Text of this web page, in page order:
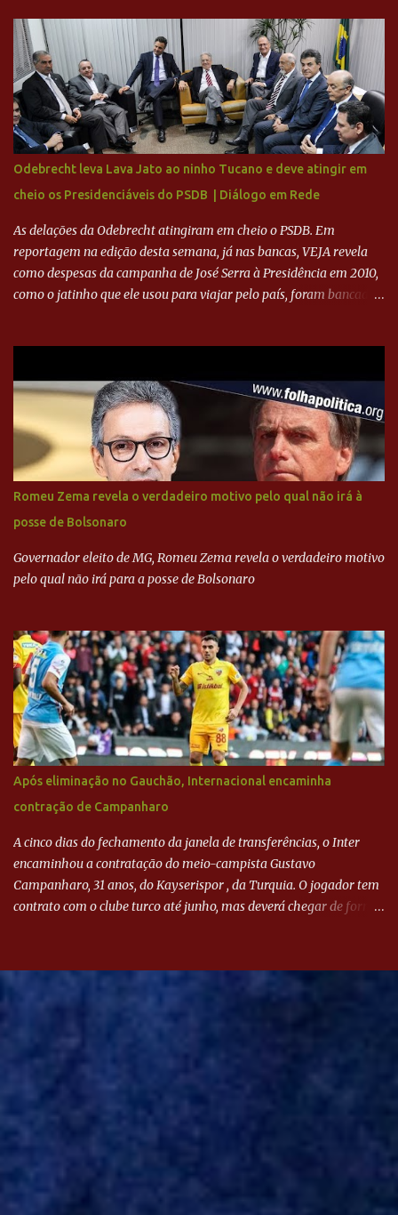
feito imediatamente para pagamento de dívidas emergenciais e
investimentos no departamento de futebol. O projeto apresentado
para a recuperação do Cruzeiro, o aporte financeiro inicial, com
Ronaldo sendo solidário à dívida de R$ 1 bilhão a partir de agora,
mais o peso que o ex-atacante tem no mundo do futebol, além de
sua história na Raposa, pesaram para que um dos mais icônicos
camisas 9 acertasse a compra do clube. Fonte: Itatiaia Fonte:
ADVOGADO DO CRUZEIRO NA SAF EXPLICA SITUAÇÃO DO
CRUZEIRO - RONALDO COMPROU 90% DAS AÇÕES DO CLUBE
Odebrecht leva Lava Jato ao ninho Tucano e deve atingir em
cheio os Presidenciáveis do PSDB | Diálogo em Rede
As delações da Odebrecht atingiram em cheio o PSDB. Em
reportagem na edição desta semana, já nas bancas, VEJA revela
como despesas da campanha de José Serra à Presidência em 2010,
como o jatinho que ele usou para viajar pelo país, foram bancadas
Executiva Nacional do PSDB (Valter Campanato/Agência Brasil) O
texto também põe fim a um mistério: três fontes confirmaram à
revista que o codinome “santo” que aparece em planilhas da
empreiteira refere-se ao governador de São Paulo, Geraldo
Alckmin (PSDB) — nenhum deles, no entanto, disse ter negociado
diretamente com o paulista. Depoimentos mostram como o
dinheiro da Odebrecht bancou a campanha de Serra em 2010 Leia
mais... A Lava Jato chega ao PSDB | VEJA.com
Romeu Zema revela o verdadeiro motivo pelo qual não irá à
posse de Bolsonaro
Governador eleito de MG, Romeu Zema revela o verdadeiro motivo
pelo qual não irá para a posse de Bolsonaro
Após eliminação no Gauchão, Internacional encaminha
contração de Campanharo
A cinco dias do fechamento da janela de transferências, o Inter
encaminhou a contratação do meio-campista Gustavo
Campanharo, 31 anos, do Kayserispor , da Turquia. O jogador tem
contrato com o clube turco até junho, mas deverá chegar de forma
Evian, da França, Hellas Verona, da Itália, e Ludogorets, da
opção de Mano Menezes no setor de meio-campo. Atualmente, na
Turquia, Gustavo Campanharo vem atuando como volante, mas
também pode ser utilizado mais avançado. Inter encaminha
contração de Campanharo de 31 anos